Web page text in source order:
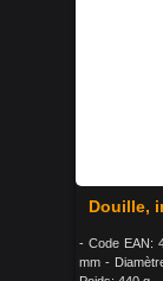
Douille,
- Code EAN:
mm -